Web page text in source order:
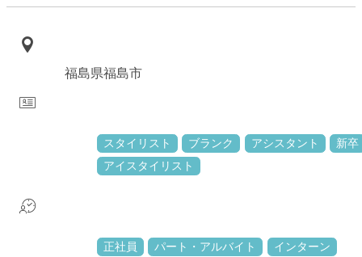
福島県福島市
スタイリスト ブランク アシスタント
新卒
アイスタイリスト
正社員 パート・アルバイト インターン